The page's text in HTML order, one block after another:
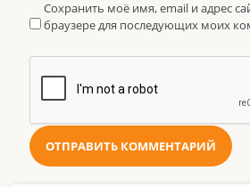
Сохранить моё имя, email и адрес
браузере для последующих моих